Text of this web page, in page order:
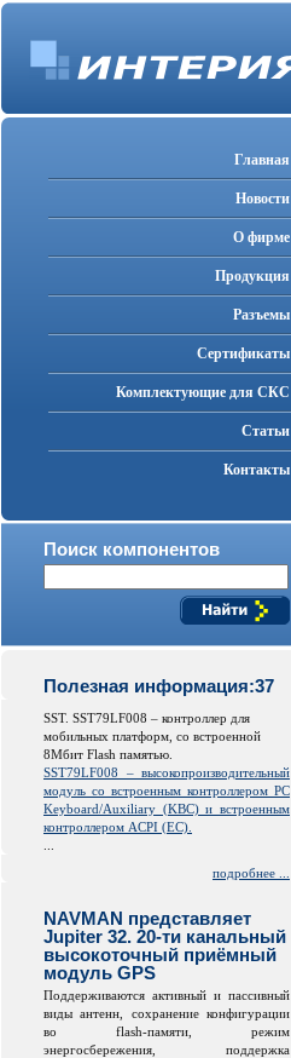
Главная
Новости
О фирме
Продукция
Разъемы
Cертификаты
Комплектующие для СКС
Статьи
Контакты
Поиск компонентов
Полезная информация:37
SST. SST79LF008 – контроллер для
мобильных платформ, со встроенной
8Мбит Flash памятью.
SST79LF008 – высокопроизводительный
модуль со встроенным контроллером PC
Keyboard/Auxiliary (KBC) и встроенным
контроллером ACPI (EC).
подробнее ...
NAVMAN представляет
Jupiter 32. 20-ти канальный
высокоточный приёмный
модуль GPS
Поддерживаются активный и пассивный
виды антенн, сохранение конфигурации
во flash-памяти, режим
энергосбережения, поддержка